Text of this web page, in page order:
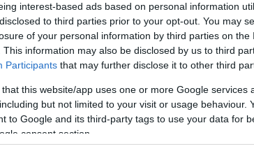
interest-based ads based on personal information
to third parties prior to your opt-out. You may
of your personal information by third parties on the
This information may also be disclosed by us to third
Participants that may further disclose it to other third
that this website/app uses one or more Google services
but not limited to your visit or usage behaviour.
to Google and its third-party tags to use your data for
consent section.
túrószerű nem lesz. Fémlapáttal
öntik, az anyagot összekötik, a
Egyes receptek mazsolát is tesznek a
tenni vele egy próbát, akár már
egyik fajtája csak nálunk létezik
), nagyon